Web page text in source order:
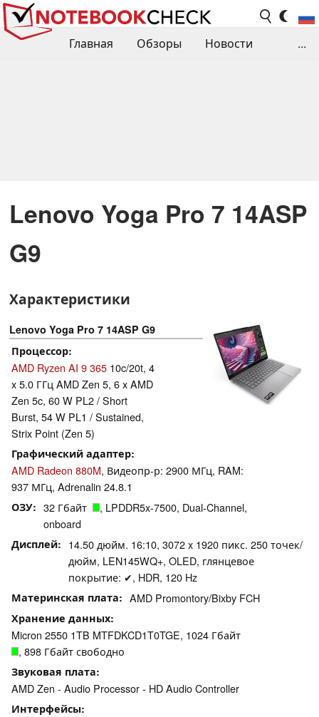
Главная Обзоры
Новости
...
Lenovo Yoga Pro 7 14ASP
G9
Характеристики
Lenovo Yoga Pro 7 14ASP G9
Процессор
AMD Ryzen AI 9 365 10c/20t, 4
x 5.0 ГГц AMD Zen 5, 6 x AMD
Zen 5c, 60 W PL2 / Short
Burst, 54 W PL1 / Sustained,
Strix Point (Zen 5)
Графический адаптер
AMD Radeon 880M, Видеопр-р: 2900 МГц, RAM:
937 МГц, Adrenalin 24.8.1
ОЗУ 32 Гбайт
, LPDDR5x-7500, Dual-Channel,
onboard
Дисплей
14.50 дюйм. 16:10, 3072 x 1920 пикс. 250 точек/
дюйм, LEN145WQ+, OLED, глянцевое
покрытие: ✔, HDR, 120 Hz
Материнская плата AMD Promontory/Bixby FCH
Хранение данных
Micron 2550 1TB MTFDKCD1T0TGE, 1024 Гбайт
, 898 Гбайт свободно
Звуковая плата
AMD Zen - Audio Processor - HD Audio Controller
Интерфейсы